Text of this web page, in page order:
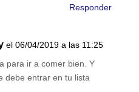
Responder
el 06/04/2019 a las 11:25
para ir a comer bien. Y
debe entrar en tu lista